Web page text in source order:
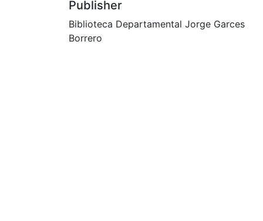
Publisher
Biblioteca Departamental Jorge Garces
Borrero